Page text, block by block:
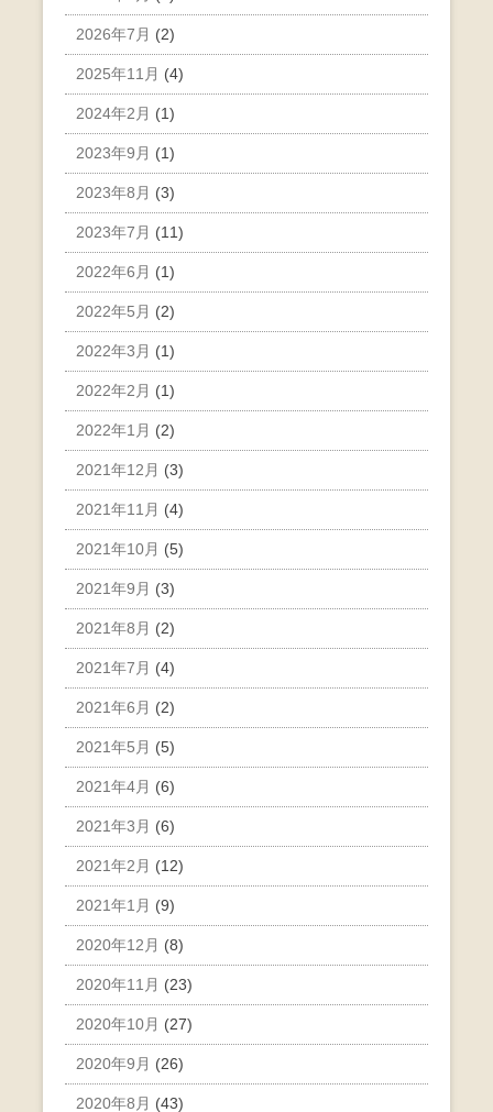
2026年7月 (2)
2025年11月 (4)
2024年2月 (1)
2023年9月 (1)
2023年8月 (3)
2023年7月 (11)
2022年6月 (1)
2022年5月 (2)
2022年3月 (1)
2022年2月 (1)
2022年1月 (2)
2021年12月 (3)
2021年11月 (4)
2021年10月 (5)
2021年9月 (3)
2021年8月 (2)
2021年7月 (4)
2021年6月 (2)
2021年5月 (5)
2021年4月 (6)
2021年3月 (6)
2021年2月 (12)
2021年1月 (9)
2020年12月 (8)
2020年11月 (23)
2020年10月 (27)
2020年9月 (26)
2020年8月 (43)